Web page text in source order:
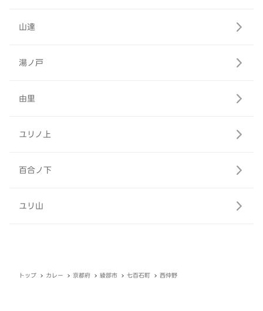
山達
湯ノ戸
由里
ユリノ上
百合ノ下
ユリ山
トップ カレー 京都府 綾部市 七百石町 西仲野